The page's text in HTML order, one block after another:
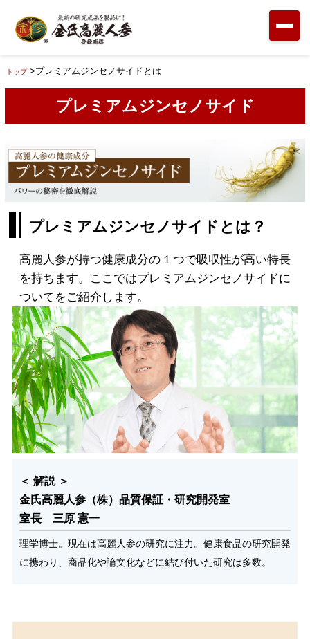
トップ>プレミアムジンセノサイドとは
プレミアムジンセノサイド
プレミアムジンセノサイドとは？
高麗人参が持つ健康成分の１つで吸収性が高い特長
を持ちます。ここではプレミアムジンセノサイドに
ついてをご紹介します。
＜ 解説 ＞
金氏高麗人参（株）品質保証・研究開発室
室長 三原 憲一
理学博士。現在は高麗人参の研究に注力。健康食品の研究開発
に携わり、商品化や論文化などに結び付いた研究は多数。